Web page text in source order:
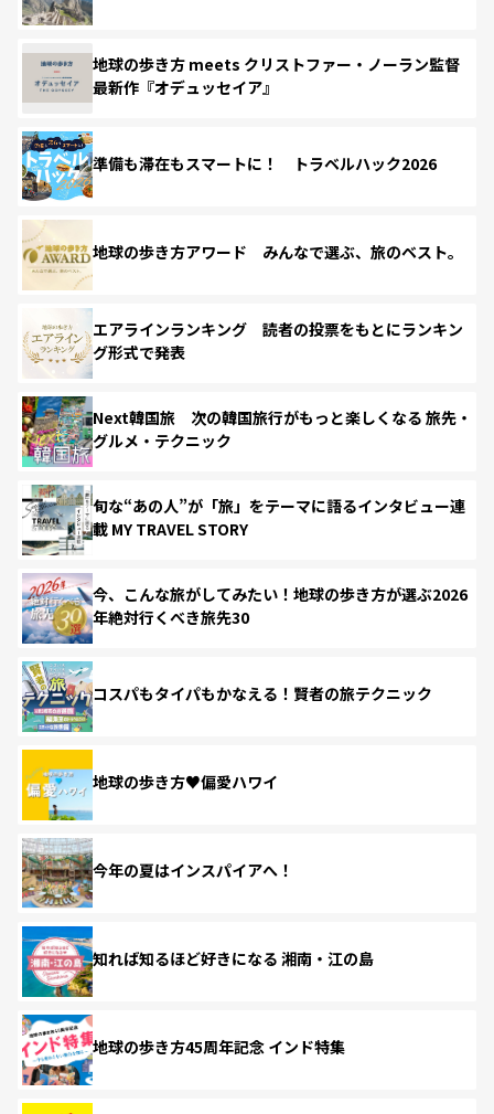
地球の歩き方 meets クリストファー・ノーラン監督
最新作『オデュッセイア』
準備も滞在もスマートに！ トラベルハック2026
地球の歩き方アワード みんなで選ぶ、旅のベスト。
エアラインランキング 読者の投票をもとにランキン
グ形式で発表
Next韓国旅 次の韓国旅行がもっと楽しくなる 旅先・
グルメ・テクニック
旬な“あの人”が「旅」をテーマに語るインタビュー連
載 MY TRAVEL STORY
今、こんな旅がしてみたい！地球の歩き方が選ぶ2026
年絶対行くべき旅先30
コスパもタイパもかなえる！賢者の旅テクニック
地球の歩き方♥偏愛ハワイ
今年の夏はインスパイアへ！
知れば知るほど好きになる 湘南・江の島
地球の歩き方45周年記念 インド特集